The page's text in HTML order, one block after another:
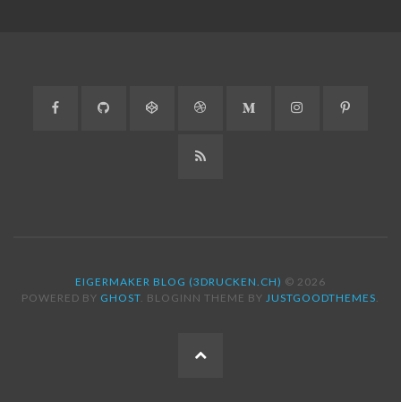
Facebook GitHub CodePen DribbbleMedium Instagram
RSS
EIGERMAKER BLOG (3DRUCKEN.CH) © 2026
POWERED BY GHOST. BLOGINN THEME BY JUSTGOODTHEMES.